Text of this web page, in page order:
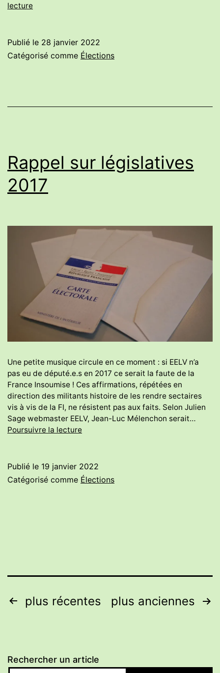
lectureLégislatives
candidatures
PCF
Publié le 28 janvier 2022
Catégorisé comme Élections
Rappel sur législatives
2017
Une petite musique circule en ce moment : si EELV n’a
pas eu de député.e.s en 2017 ce serait la faute de la
France Insoumise ! Ces affirmations, répétées en
direction des militants histoire de les rendre sectaires
vis à vis de la FI, ne résistent pas aux faits. Selon Julien
Sage webmaster EELV, Jean-Luc Mélenchon serait…
Poursuivre la lectureRappel
2017
Publié le 19 janvier 2022
Catégorisé comme Élections
Navigation
plus récentes plus anciennes
Rechercher un article